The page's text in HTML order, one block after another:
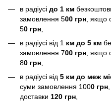
в радіусі до 1 км
замовлення 500 грн , якщо
50 грн
в радіусі від 1 км до 5 км
замовлення 700 грн , якщо
80 грн
в радіусі від 5 км до меж
суми замовлення 1000 грн
доставки 120 грн,